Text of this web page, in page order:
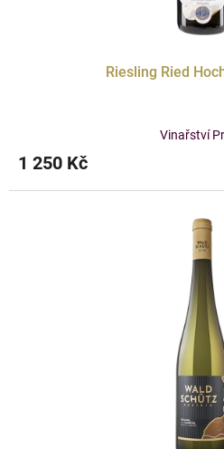
Riesling Ried
Vinařství
1 250 Kč